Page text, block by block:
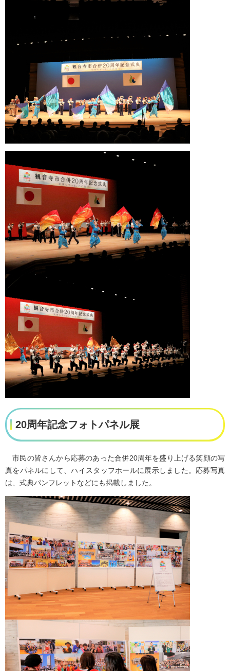
20周年記念フォトパネル展
市民の皆さんから応募のあった合併20周年を盛り上げる笑顔の写
真をパネルにして、ハイスタッフホールに展示しました。応募写真
は、式典パンフレットなどにも掲載しました。